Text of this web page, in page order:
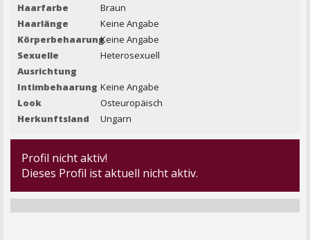
Haarfarbe
Braun
Haarlänge
Keine Angabe
KörperbehaarungKeine Angabe
Sexuelle
Ausrichtung
Heterosexuell
Intimbehaarung Keine Angabe
Look
Osteuropäisch
Herkunftsland
Ungarn
Profil nicht aktiv!
Dieses Profil ist aktuell nicht aktiv.